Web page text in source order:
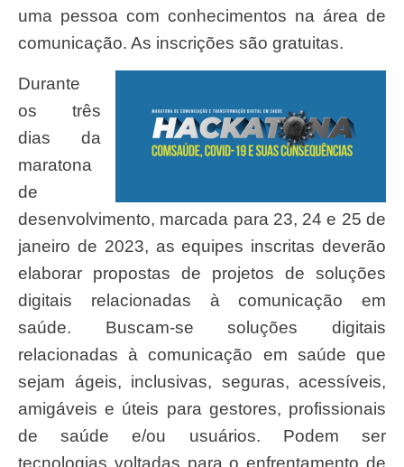
uma pessoa com conhecimentos na área de
comunicação. As inscrições são gratuitas.
Durante
os três
dias da
maratona
de
desenvolvimento, marcada para 23, 24 e 25 de
janeiro de 2023, as equipes inscritas deverão
elaborar propostas de projetos de soluções
digitais relacionadas à comunicação em
saúde. Buscam-se soluções digitais
relacionadas à comunicação em saúde que
sejam ágeis, inclusivas, seguras, acessíveis,
amigáveis e úteis para gestores, profissionais
de saúde e/ou usuários. Podem ser
tecnologias voltadas para o enfrentamento de